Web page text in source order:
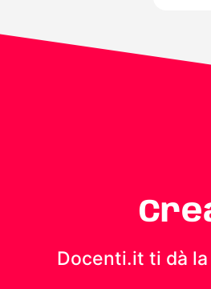
Docenti.it ti dà